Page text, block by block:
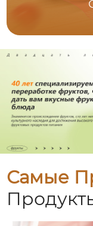
Самые